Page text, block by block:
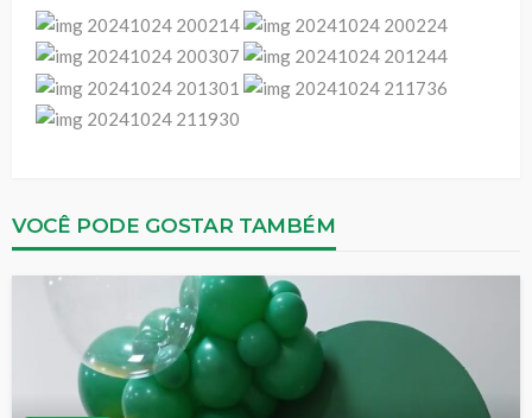
VOCÊ PODE GOSTAR TAMBÉM